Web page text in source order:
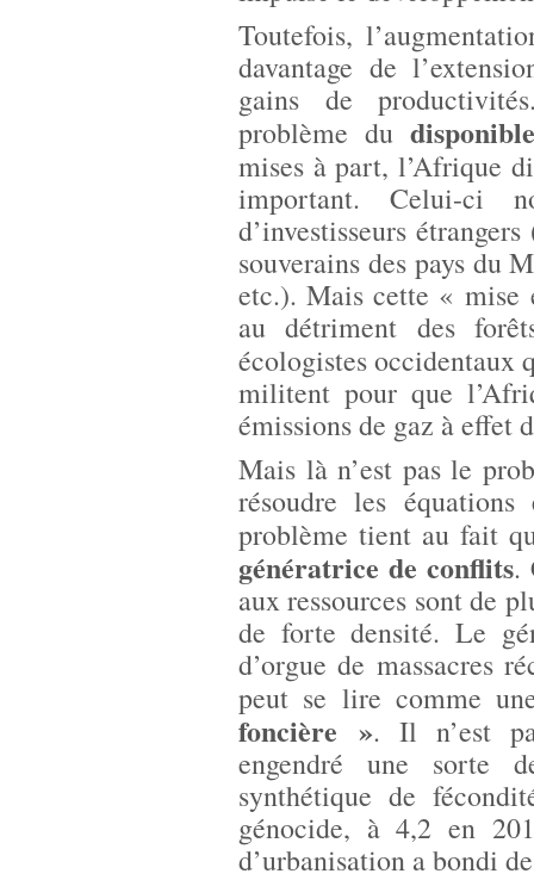
Toutefois,
davantage de
gains de
problème du
mises à part, l’Afrique
important. Celui-ci
d’investisseurs
souverains des pays du
etc.). Mais cette « mise
au détriment des
écologistes occidentaux
militent pour que
émissions de gaz à effet
Mais là n’est pas le
résoudre les
problème tient au fait
génératrice de conflits.
aux ressources sont de
de forte densité. Le
d’orgue de massacres
peut se lire comme
foncière ». Il n’est
engendré une sorte
synthétique de
génocide, à 4,2 en
d’urbanisation a bondi